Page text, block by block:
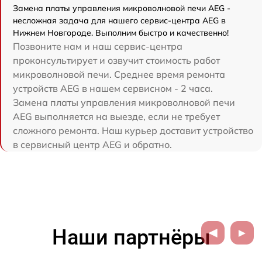
Замена платы управления микроволновой печи AEG -
несложная задача для нашего сервис-центра AEG в
Нижнем Новгороде. Выполним быстро и качественно!
Позвоните нам и наш сервис-центра
проконсультирует и озвучит стоимость работ
микроволновой печи. Среднее время ремонта
устройств AEG в нашем сервисном - 2 часа.
Замена платы управления микроволновой печи
AEG выполняется на выезде, если не требует
сложного ремонта. Наш курьер доставит устройство
в сервисный центр AEG и обратно.
Наши партнёры